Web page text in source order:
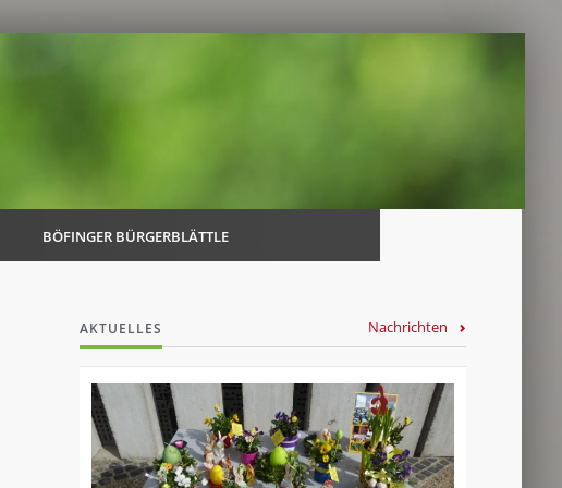
BÖFINGER BÜRGERBLÄTTLE
AKTUELLES Nachrichten